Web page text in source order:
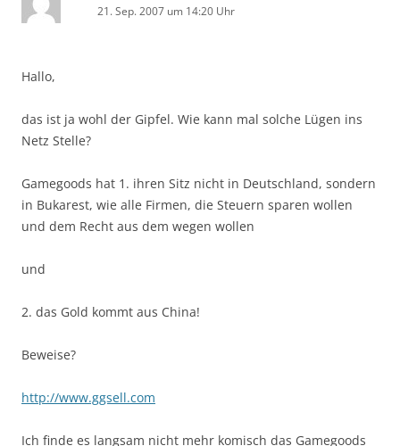
21. Sep. 2007 um 14:20 Uhr
Hallo,
das ist ja wohl der Gipfel. Wie kann mal solche Lügen ins
Netz Stelle?
Gamegoods hat 1. ihren Sitz nicht in Deutschland, sondern
in Bukarest, wie alle Firmen, die Steuern sparen wollen
und dem Recht aus dem wegen wollen
und
2. das Gold kommt aus China!
Beweise?
http://www.ggsell.com
Ich finde es langsam nicht mehr komisch das Gamegoods